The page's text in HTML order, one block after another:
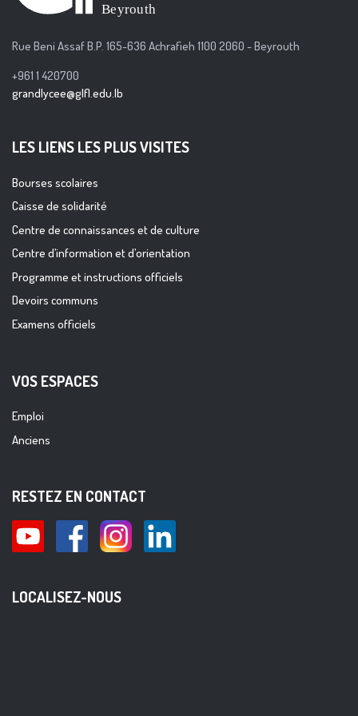
Rue Beni Assaf B.P. 165-636 Achrafieh 1100 2060 - Beyrouth
+961 1 420700
grandlycee@glfl.edu.lb
LES LIENS LES PLUS VISITES
Bourses scolaires
Caisse de solidarité
Centre de connaissances et de culture
Centre d’information et d’orientation
Programme et instructions officiels
Devoirs communs
Examens officiels
VOS ESPACES
Emploi
Anciens
RESTEZ EN CONTACT
LOCALISEZ-NOUS